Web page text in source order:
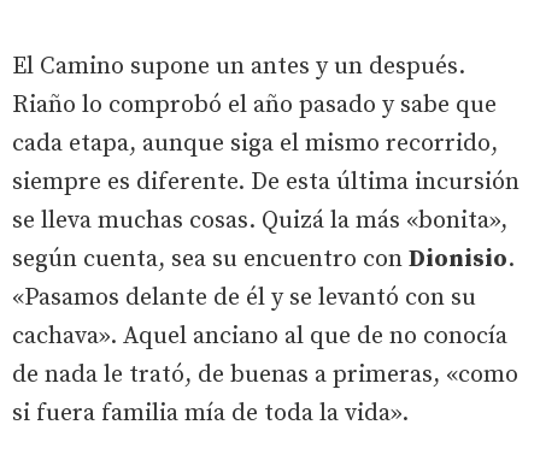
El Camino supone un antes y un después.
Riaño lo comprobó el año pasado y sabe que
cada etapa, aunque siga el mismo recorrido,
siempre es diferente. De esta última incursión
se lleva muchas cosas. Quizá la más «bonita»,
según cuenta, sea su encuentro con Dionisio.
«Pasamos delante de él y se levantó con su
cachava». Aquel anciano al que de no conocía
de nada le trató, de buenas a primeras, «como
si fuera familia mía de toda la vida».